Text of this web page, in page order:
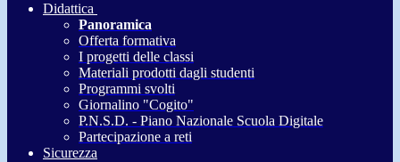
Didattica
Panoramica
Offerta formativa
I progetti delle classi
Materiali prodotti dagli studenti
Programmi svolti
Giornalino "Cogito"
P.N.S.D. - Piano Nazionale Scuola Digitale
Partecipazione a reti
Sicurezza